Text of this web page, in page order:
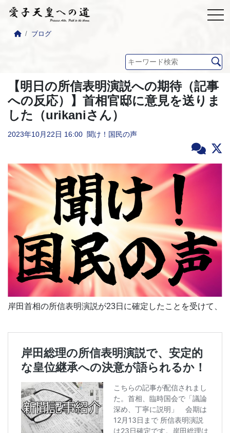
ブログ
【明日の所信表明演説への期待（記事
への反応）】首相官邸に意見を送りま
した（urikaniさん）
2023年10月22日 16:00 聞け！国民の声
岸田首相の所信表明演説が23日に確定したことを受けて、